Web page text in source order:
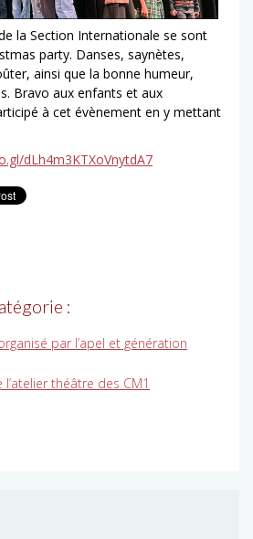
la Section Internationale se sont
party. Danses, saynètes,
ainsi que la bonne humeur,
Bravo aux enfants et aux
à cet évènement en y mettant
dLh4m3KTXoVnytdA7
:
par l’apel et génération
théâtre des CM1